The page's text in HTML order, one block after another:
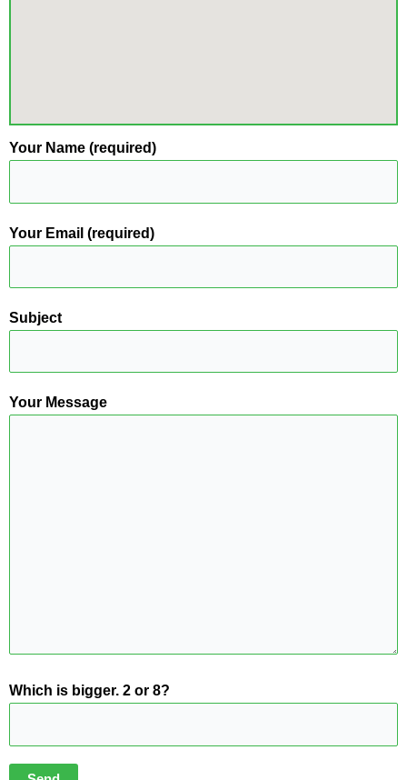
Your Name (required)
Your Email (required)
Subject
Your Message
Which is bigger. 2 or 8?